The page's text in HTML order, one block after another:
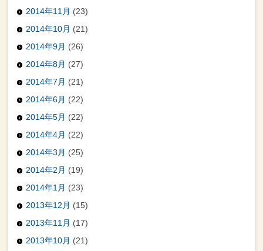
2014年11月 (23)
2014年10月 (21)
2014年9月 (26)
2014年8月 (27)
2014年7月 (21)
2014年6月 (22)
2014年5月 (22)
2014年4月 (22)
2014年3月 (25)
2014年2月 (19)
2014年1月 (23)
2013年12月 (15)
2013年11月 (17)
2013年10月 (21)